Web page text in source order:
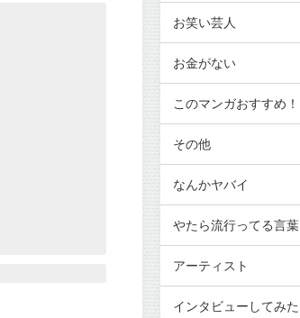
お笑い芸人
お金がない
このマンガおすすめ！
その他
なんかヤバイ
やたら流行ってる言葉
アーティスト
インタビューしてみた